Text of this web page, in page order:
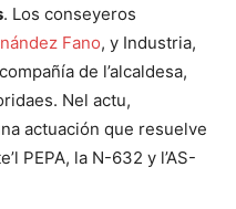
. Los conseyeros
Fano, y Industria,
de l’alcaldesa,
Nel actu,
actuación que resuelve
PEPA, la N-632 y l’AS-